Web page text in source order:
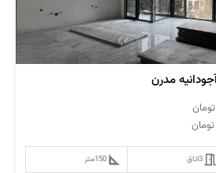
تومان
تومان
3اتاق 150متر